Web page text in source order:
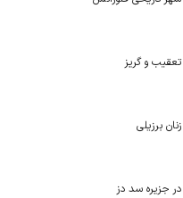
تعقیب و گریز
زنان برزیلی
در جزیره سد دز